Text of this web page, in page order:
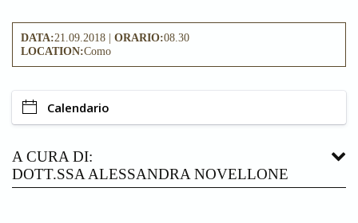
DATA:21.09.2018 | ORARIO:08.30
LOCATION:Como
Calendario
A CURA DI:
DOTT.SSA ALESSANDRA NOVELLONE